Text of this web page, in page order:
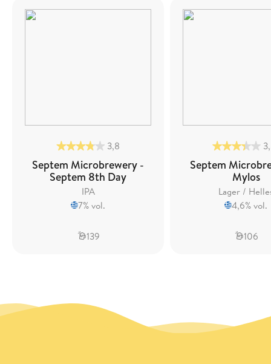
3,8
Septem Microbrewery -
Septem 8th Day
IPA
7% vol.
139
Septem
Mylos
Lager /
4,6% vol.
106